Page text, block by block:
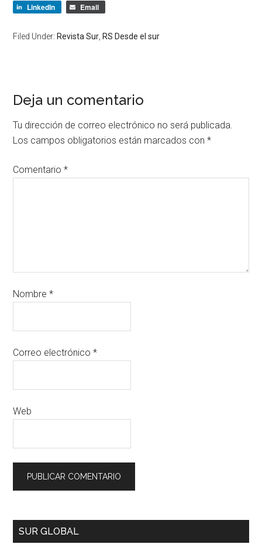
LinkedIn
Email
Filed Under: Revista Sur, RS Desde el sur
Deja un comentario
Tu dirección de correo electrónico no será publicada.
Los campos obligatorios están marcados con*
Comentario*
Nombre*
Correo electrónico*
Web
SUR GLOBAL